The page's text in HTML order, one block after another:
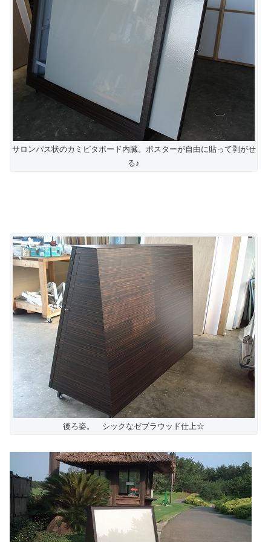
サロンパス状のカミピタボード内臓。ポスターが自由に貼って剥がせ
る♪
後ろ姿。 シックなゼブラウッド仕上☆